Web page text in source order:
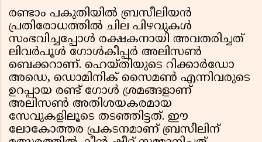
രണ്ടാം പകുതിയിൽ ബ്രസീലിയൻ
പ്രതിരോധത്തിൽ ചില പിഴവുകൾ
സംഭവിച്ചപ്പോൾ രക്ഷകനായി അവതരിച്ചത്
ലിവർപൂൾ ഗോൾകീപ്പർ അലിസൺ
ബെക്കറാണ്. ഹെയ്തിയുടെ റിക്കാർഡോ
അഡെ, ഡൊമിനിക് സൈമൺ എന്നിവരുടെ
ഉറപ്പായ രണ്ട് ഗോൾ ശ്രമങ്ങളാണ്
അലിസൺ അതിശയകരമായ
സേവുകളിലൂടെ തടഞ്ഞിട്ടത്. ഈ
ലോകോത്തര പ്രകടനമാണ് ബ്രസീലിന്